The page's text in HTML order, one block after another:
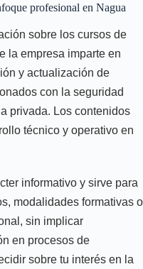
profesional en Nagua
sobre los cursos de
la empresa imparte en
y actualización de
con la seguridad
privada. Los contenidos
técnico y operativo en
informativo y sirve para
modalidades formativas o
sin implicar
en procesos de
sobre tu interés en la